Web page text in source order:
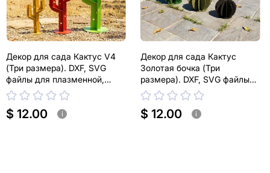
Декор для сада Кактус V4
(Три размера). DXF, SVG
файлы для плазменной,
лазерной резки
$ 12.00 i
Декор для сада Кактус
Золотая бочка (Три
размера). DXF, SVG файлы
для плазменной, лазерной
резки. Эхинокактус Грузони
$ 12.00 i